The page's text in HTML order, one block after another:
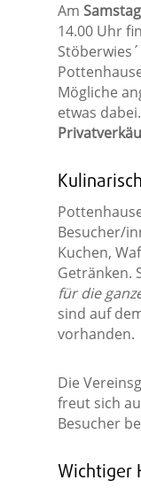
Am
14.00 Uhr
Mögliche
etwas
Besucher/
Kuchen,
Getränken.
für die
sind auf
vorhanden.
Die
freut sich
Besucher
Wichtiger